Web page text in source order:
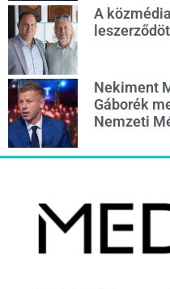
A
Nekiment
Gáborék
Nemzeti